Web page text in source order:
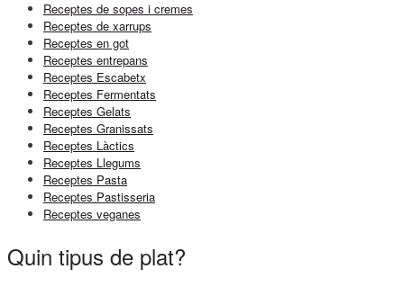
Receptes de sopes i cremes
Receptes de xarrups
Receptes en got
Receptes entrepans
Receptes Escabetx
Receptes Fermentats
Receptes Gelats
Receptes Granissats
Receptes Làctics
Receptes Llegums
Receptes Pasta
Receptes Pastisseria
Receptes veganes
Quin tipus de plat?